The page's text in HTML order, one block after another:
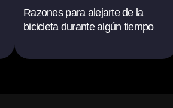
Razones para alejarte de la
bicicleta durante algún tiempo